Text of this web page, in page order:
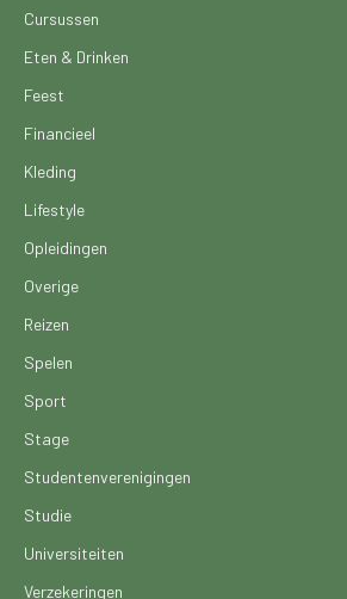
Cursussen
Eten & Drinken
Feest
Financieel
Kleding
Lifestyle
Opleidingen
Overige
Reizen
Spelen
Sport
Stage
Studentenverenigingen
Studie
Universiteiten
Verzekeringen